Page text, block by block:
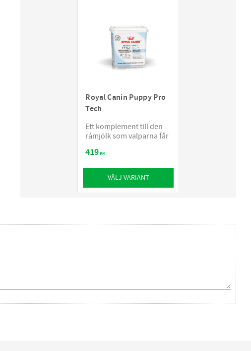
Royal Canin Puppy Pro
Tech
Ett komplement till den
råmjölk som valparna får
419KR
VÄLJ VARIANT